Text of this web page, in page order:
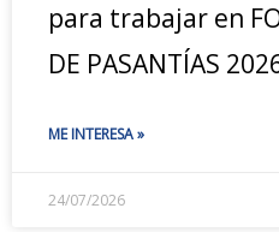
para trabajar en
DE PASANTÍAS
ME INTERESA »
24/07/2026